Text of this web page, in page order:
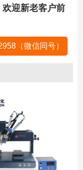
迎新老客户前
（微信同号）